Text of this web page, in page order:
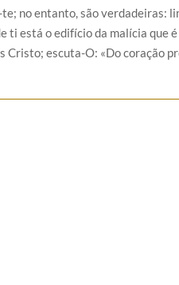
no entanto, são verdadeiras:
ti está o edifício da malícia que
Cristo; escuta-O: «Do coração